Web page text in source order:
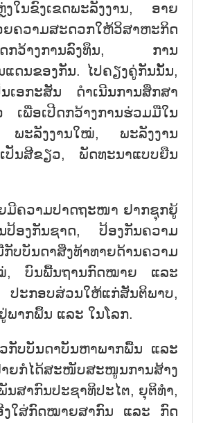
ງໃນຂົງເຂດພະລັງງານ, ອາຍ
ຄວາມສະດວກໃຫ້ວິສາຫະກິດ
ປີດກວ້າງການລົງທຶນ, ການ
ແດນຂອງກັນ. ໄປຄຽງຄູ່ກັນນັ້ນ,
ນເອກະສັນ ດຳເນີນການສຶກສາ
ເພື່ອເປີດກວ້າງການຮ່ວມມືໃນ
ພະລັງງານໃໝ່, ພະລັງງານ
ນສີຂຽວ, ພັດທະນາແບບຍືນ
ວາມປາດຖະໜາ ຢາກຊຸກຍູ້
ປ້ອງກັນຊາດ, ປ້ອງກັນຄວາມ
ບບັນດາສິ່ງທ້າທາຍດ້ານຄວາມ
, ບົນພື້ນຖານກົດໝາຍ ແລະ
ປະກອບສ່ວນໃຫ້ແກ່ສັນຕິພາບ,
າກພື້ນ ແລະ ໃນໂລກ.
ດາບັນຫາພາກພື້ນ ແລະ
ຍກໍໄດ້ສະໜັບສະໜູນການສ້າງ
ນສາກົນປະຊາທິປະໄຕ, ຍຸຕິທຳ,
ງໃສ່ກົດໝາຍສາກົນ ແລະ ກົດ